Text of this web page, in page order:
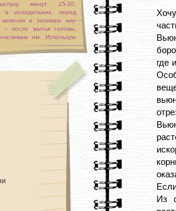
минут 15-20,
в холодильник, перед
кипения и заливаю хну.
– после мытья головы,
им. Использую
настояв).
где
Из